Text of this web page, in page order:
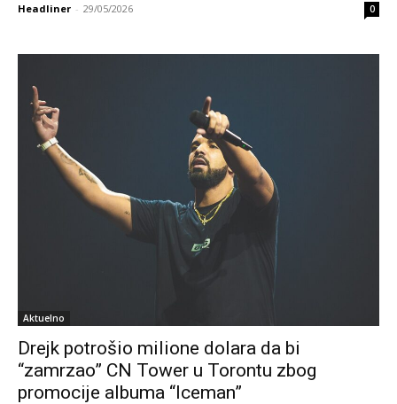
Headliner - 29/05/2026 0
Aktuelno
Drejk potrošio milione dolara da bi
“zamrzao” CN Tower u Torontu zbog
promocije albuma “Iceman”